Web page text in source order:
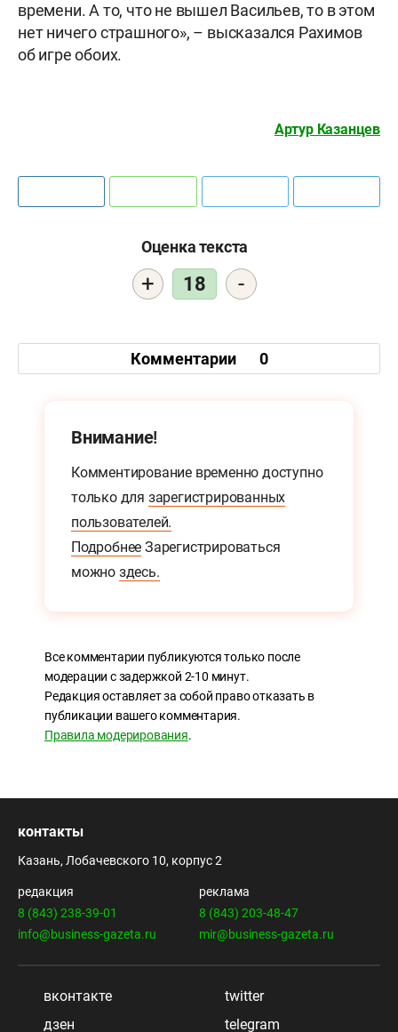
времени. А то, что не вышел Васильев, то в этом
нет ничего страшного», – высказался Рахимов
об игре обоих.
Артур Казанцев
Оценка текста
+ 18 -
Комментарии 0
Внимание!
Комментирование временно доступно
только для зарегистрированных
пользователей.
Подробнее Зарегистрироваться
можно здесь.
Все комментарии публикуются только после
модерации с задержкой 2-10 минут.
Редакция оставляет за собой право отказать в
публикации вашего комментария.
Правила модерирования.
контакты
Казань, Лобачевского 10, корпус 2
редакция
8 (843) 238-39-01
info@business-gazeta.ru
реклама
8 (843) 203-48-47
mir@business-gazeta.ru
вконтакте
twitter
дзен
telegram